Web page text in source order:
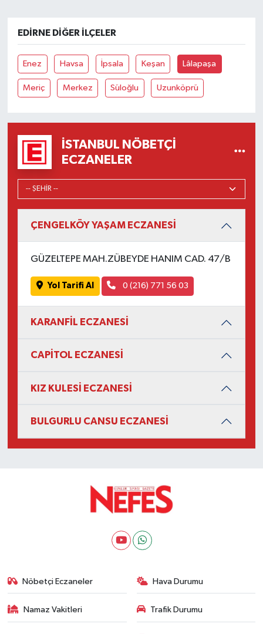
EDIRNE DIĞER İLÇELER
Enez Havsa İpsala Keşan Lâlapaşa
Meriç Merkez Süloğlu Uzunköprü
İSTANBUL NÖBETÇI
ECZANELER
ÇENGELKÖY YAŞAM ECZANESİ
GÜZELTEPE MAH.ZÜBEYDE HANIM CAD. 47/B
Yol Tarifi Al 0 (216) 771 56 03
KARANFİL ECZANESİ
CAPİTOL ECZANESİ
KIZ KULESİ ECZANESİ
BULGURLU CANSU ECZANESİ
Nöbetçi Eczaneler Hava Durumu
Namaz Vakitleri Trafik Durumu